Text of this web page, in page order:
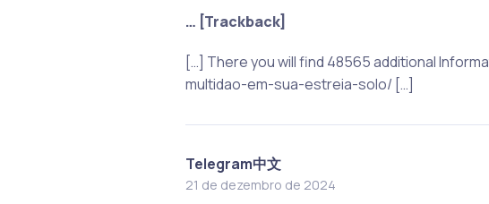
… [Trackback]
[…] There you will find 48565 additional
multidao-em-sua-estreia-solo/ […]
Telegram中文
21 de dezembro de 2024